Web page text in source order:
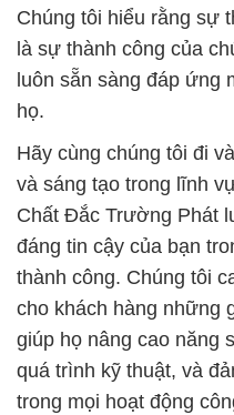
Chúng tôi hiểu rằng sự
là sự thành công của
luôn sẵn sàng đáp ứng
họ.
Hãy cùng chúng tôi đi
và sáng tạo trong lĩnh
Chất Đắc Trường Phát
đáng tin cậy của bạn
thành công. Chúng tôi
cho khách hàng những
giúp họ nâng cao năng
quá trình kỹ thuật, và
trong mọi hoạt động